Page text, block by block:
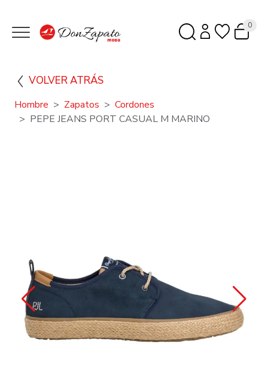
0
VOLVER ATRÁS
Hombre Zapatos
Cordones
PEPE JEANS PORT CASUAL M MARINO